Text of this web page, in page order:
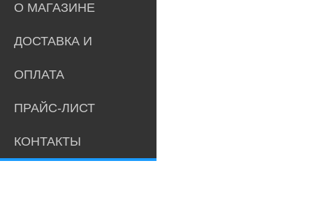
О МАГАЗИНЕ
ДОСТАВКА И
ОПЛАТА
ПРАЙС-ЛИСТ
КОНТАКТЫ